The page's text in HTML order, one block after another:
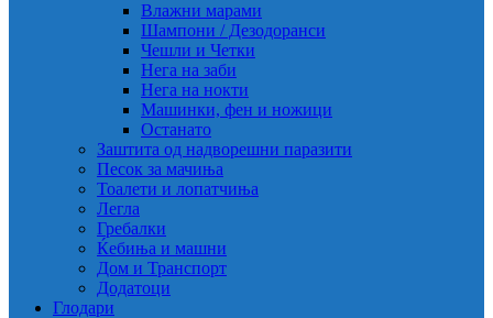
Влажни марами
Шампони / Дезодоранси
Чешли и Четки
Нега на заби
Нега на нокти
Машинки, фен и ножици
Останато
Заштита од надворешни паразити
Песок за мачиња
Тоалети и лопатчиња
Легла
Гребалки
Ќебиња и машни
Дом и Транспорт
Додатоци
Глодари